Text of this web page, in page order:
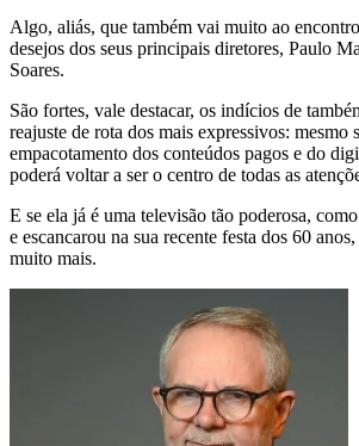
Algo, aliás, que também vai muito ao
desejos dos seus principais diretores, Paulo
Soares.
São fortes, vale destacar, os indícios de
reajuste de rota dos mais expressivos: mesmo
empacotamento dos conteúdos pagos e do
poderá voltar a ser o centro de todas as
E se ela já é uma televisão tão poderosa,
e escancarou na sua recente festa dos 60
muito mais.